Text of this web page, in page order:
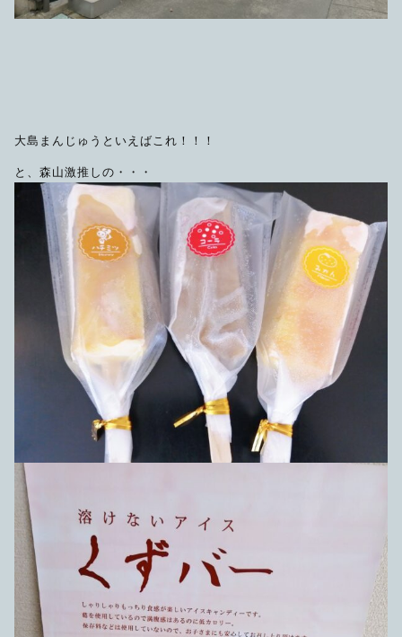
大島まんじゅうといえばこれ！！！
と、森山激推しの・・・